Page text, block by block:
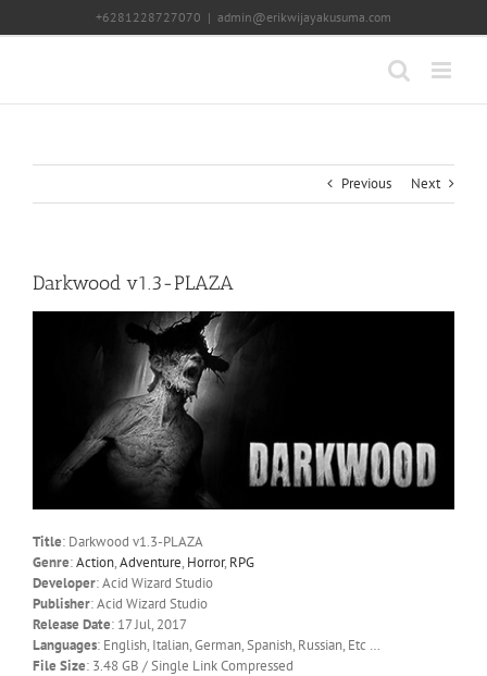
+6281228727070 | admin@erikwijayakusuma.com
Previous Next
Darkwood v1.3-PLAZA
Title: Darkwood v1.3-PLAZA
Genre:Action,Adventure, Horror, RPG
Developer: Acid Wizard Studio
Publisher: Acid Wizard Studio
Release Date: 17 Jul, 2017
Languages: English, Italian, German, Spanish, Russian, Etc …
File Size: 3.48 GB / Single Link Compressed